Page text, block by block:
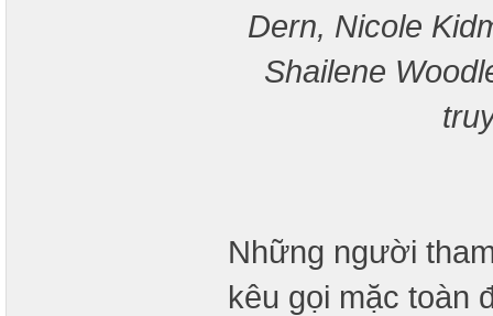
Dern, Nicole
Shailene
Những người
kêu gọi mặc toàn